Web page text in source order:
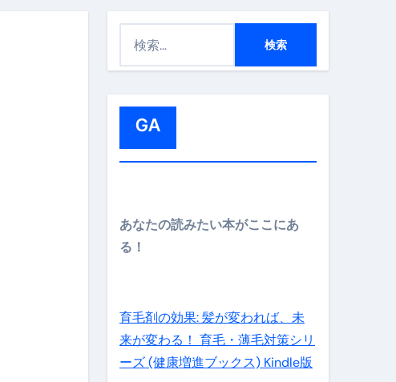
シピ付き | ダイエット中の食事
メイン】
いとこの先さらに貧しくなります。【 竹花貴騎 切り抜き 会社員
GA
あなたの読みたい本がここにあ
る！
育毛剤の効果: 髪が変われば、未
来が変わる！ 育毛・薄毛対策シリ
ーズ (健康増進ブックス) Kindle版